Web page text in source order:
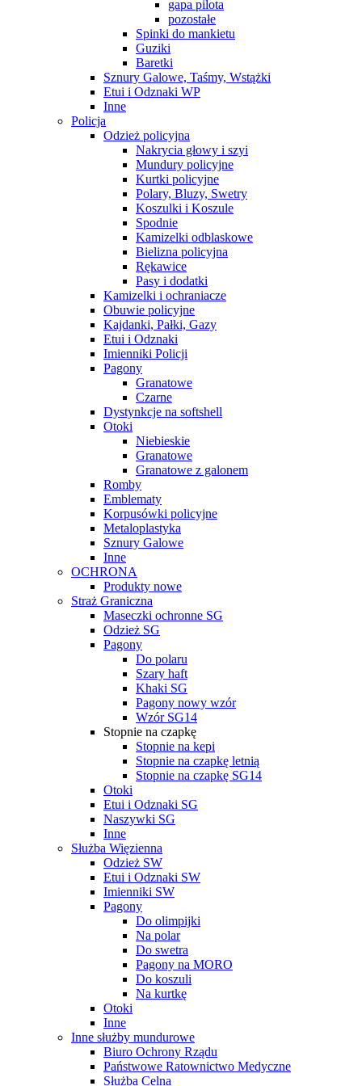
gapa pilota
pozostałe
Spinki do mankietu
Guziki
Baretki
Sznury Galowe, Taśmy, Wstążki
Etui i Odznaki WP
Inne
Policja
Odzież policyjna
Nakrycia głowy i szyi
Mundury policyjne
Kurtki policyjne
Polary, Bluzy, Swetry
Koszulki i Koszule
Spodnie
Kamizelki odblaskowe
Bielizna policyjna
Rękawice
Pasy i dodatki
Kamizelki i ochraniacze
Obuwie policyjne
Kajdanki, Pałki, Gazy
Etui i Odznaki
Imienniki Policji
Pagony
Granatowe
Czarne
Dystynkcje na softshell
Otoki
Niebieskie
Granatowe
Granatowe z galonem
Romby
Emblematy
Korpusówki policyjne
Metaloplastyka
Sznury Galowe
Inne
OCHRONA
Produkty nowe
Straż Graniczna
Maseczki ochronne SG
Odzież SG
Pagony
Do polaru
Szary haft
Khaki SG
Pagony nowy wzór
Wzór SG14
Stopnie na czapkę
Stopnie na kepi
Stopnie na czapkę letnią
Stopnie na czapkę SG14
Otoki
Etui i Odznaki SG
Naszywki SG
Inne
Służba Więzienna
Odzież SW
Etui i Odznaki SW
Imienniki SW
Pagony
Do olimpijki
Na polar
Do swetra
Pagony na MORO
Do koszuli
Na kurtkę
Otoki
Inne
Inne służby mundurowe
Biuro Ochrony Rządu
Państwowe Ratownictwo Medyczne
Służba Celna